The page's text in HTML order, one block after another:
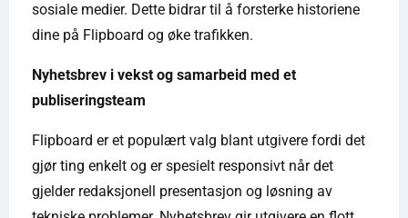
sosiale medier. Dette bidrar til å forsterke historiene
dine på Flipboard og øke trafikken.
Nyhetsbrev i vekst og samarbeid med et
publiseringsteam
Flipboard er et populært valg blant utgivere fordi det
gjør ting enkelt og er spesielt responsivt når det
gjelder redaksjonell presentasjon og løsning av